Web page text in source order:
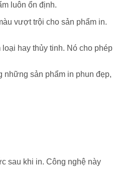
luôn ổn định.
vượt trội cho sản phẩm in.
hay thủy tinh. Nó cho phép
những sản phẩm in phun đẹp,
sau khi in. Công nghệ này